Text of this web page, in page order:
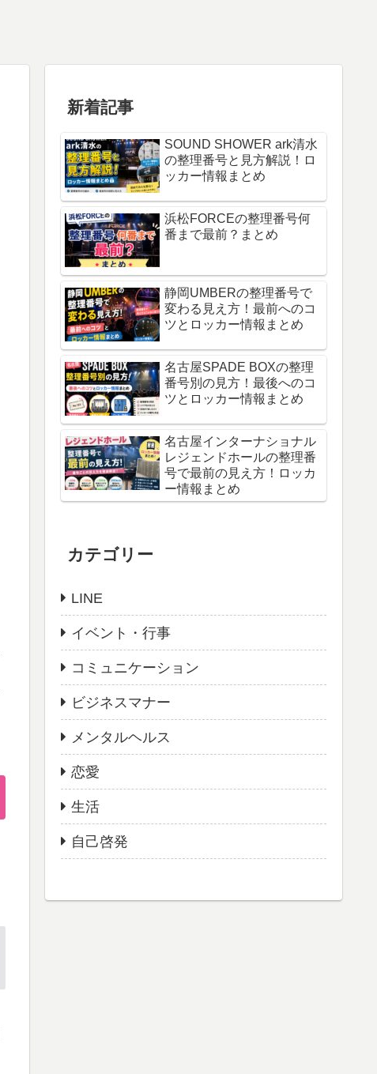
新着記事
SOUND SHOWER ark清水
の整理番号と見方解説！ロ
ッカー情報まとめ
浜松FORCEの整理番号何
番まで最前？まとめ
静岡UMBERの整理番号で
変わる見え方！最前へのコ
ツとロッカー情報まとめ
名古屋SPADE BOXの整理
番号別の見方！最後へのコ
ツとロッカー情報まとめ
名古屋インターナショナル
レジェンドホールの整理番
号で最前の見え方！ロッカ
ー情報まとめ
カテゴリー
LINE
イベント・行事
コミュニケーション
ビジネスマナー
メンタルヘルス
恋愛
生活
自己啓発